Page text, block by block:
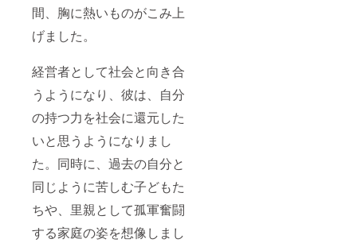
間、胸に熱いものがこみ上
げました。
経営者として社会と向き合
うようになり、彼は、自分
の持つ力を社会に還元した
いと思うようになりまし
た。同時に、過去の自分と
同じように苦しむ子どもた
ちや、里親として孤軍奮闘
する家庭の姿を想像しまし